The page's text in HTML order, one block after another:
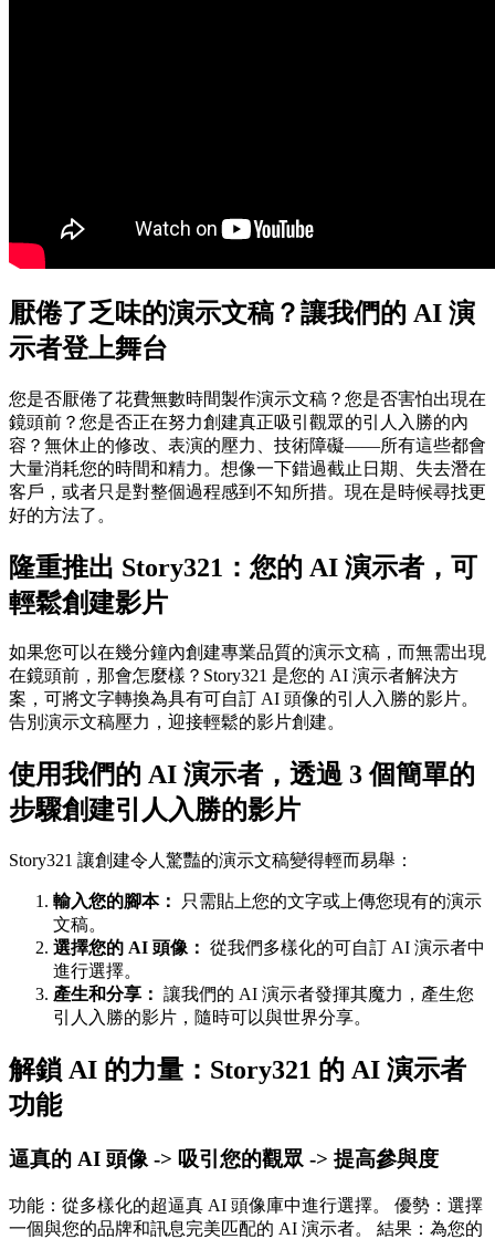
厭倦了乏味的演示文稿？讓我們的 AI 演
示者登上舞台
您是否厭倦了花費無數時間製作演示文稿？您是否害怕出現在
鏡頭前？您是否正在努力創建真正吸引觀眾的引人入勝的內
容？無休止的修改、表演的壓力、技術障礙——所有這些都會
大量消耗您的時間和精力。想像一下錯過截止日期、失去潛在
客戶，或者只是對整個過程感到不知所措。現在是時候尋找更
好的方法了。
隆重推出 Story321：您的 AI 演示者，可
輕鬆創建影片
如果您可以在幾分鐘內創建專業品質的演示文稿，而無需出現
在鏡頭前，那會怎麼樣？Story321 是您的 AI 演示者解決方
案，可將文字轉換為具有可自訂 AI 頭像的引人入勝的影片。
告別演示文稿壓力，迎接輕鬆的影片創建。
使用我們的 AI 演示者，透過 3 個簡單的
步驟創建引人入勝的影片
Story321 讓創建令人驚豔的演示文稿變得輕而易舉：
輸入您的腳本：
只需貼上您的文字或上傳您現有的演示
文稿。
選擇您的 AI 頭像： 從我們多樣化的可自訂 AI 演示者中
進行選擇。
產生和分享： 讓我們的 AI 演示者發揮其魔力，產生您
引人入勝的影片，隨時可以與世界分享。
解鎖 AI 的力量：Story321 的 AI 演示者
功能
逼真的 AI 頭像 -> 吸引您的觀眾 -> 提高參與度
功能：從多樣化的超逼真 AI 頭像庫中進行選擇。 優勢：選擇
一個與您的品牌和訊息完美匹配的 AI 演示者。 結果：為您的